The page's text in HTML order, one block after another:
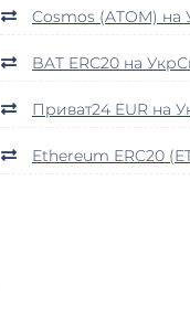
Cosmos (ATOM) на
BAT ERC20 на
Приват24 EUR на
Ethereum ERC20